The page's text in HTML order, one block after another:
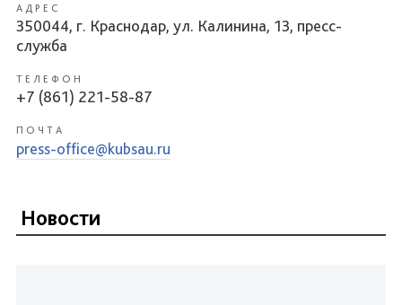
АДРЕС
350044, г. Краснодар, ул. Калинина, 13, пресс-
служба
ТЕЛЕФОН
+7 (861) 221-58-87
ПОЧТА
press-office@kubsau.ru
Новости